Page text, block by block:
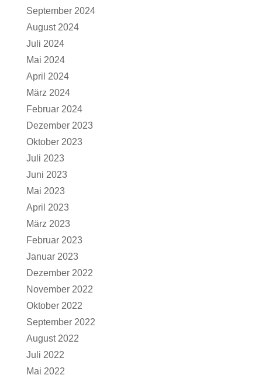
September 2024
August 2024
Juli 2024
Mai 2024
April 2024
März 2024
Februar 2024
Dezember 2023
Oktober 2023
Juli 2023
Juni 2023
Mai 2023
April 2023
März 2023
Februar 2023
Januar 2023
Dezember 2022
November 2022
Oktober 2022
September 2022
August 2022
Juli 2022
Mai 2022